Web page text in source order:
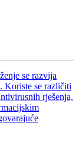
se razvija
Koriste se različiti
rješenja,